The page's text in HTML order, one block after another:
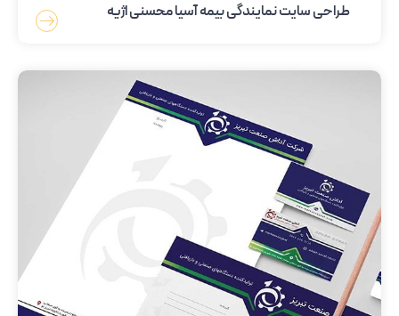
طراحی سایت نمایندگی بیمه آسیا محسنی اژیه